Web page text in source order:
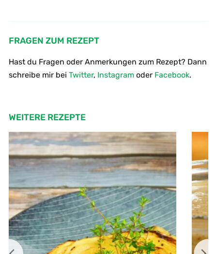
FRAGEN ZUM REZEPT
Hast du Fragen oder Anmerkungen zum Rezept? Dann
schreibe mir bei Twitter, Instagramoder Facebook.
WEITERE REZEPTE